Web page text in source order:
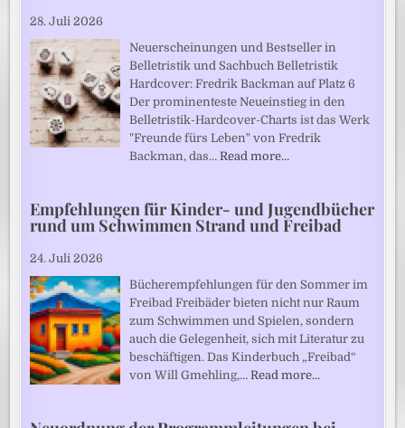
28. Juli 2026
Neuerscheinungen und Bestseller in
Belletristik und Sachbuch Belletristik
Hardcover: Fredrik Backman auf Platz 6
Der prominenteste Neueinstieg in den
Belletristik-Hardcover-Charts ist das Werk
"Freunde fürs Leben" von Fredrik
Backman, das…Read more…
Empfehlungen für Kinder- und Jugendbücher
rund um Schwimmen Strand und Freibad
24. Juli 2026
Bücherempfehlungen für den Sommer im
Freibad Freibäder bieten nicht nur Raum
zum Schwimmen und Spielen, sondern
auch die Gelegenheit, sich mit Literatur zu
beschäftigen. Das Kinderbuch „Freibad“
von Will Gmehling,…Read more…